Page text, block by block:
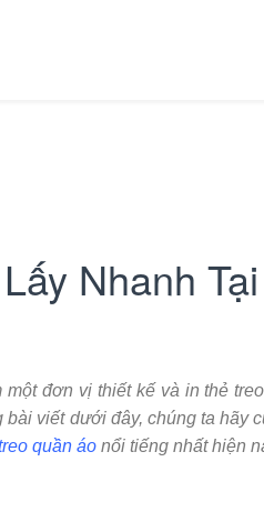
Nhanh Tại
đơn vị thiết kế và in thẻ
viết dưới đây, chúng ta hãy
quần áo nổi tiếng nhất hiện